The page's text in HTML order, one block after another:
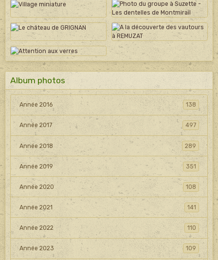
Album photos
Année 2016 138
Année 2017 497
Année 2018 289
Année 2019 351
Année 2020 108
Année 2021 141
Année 2022 110
Année 2023 109